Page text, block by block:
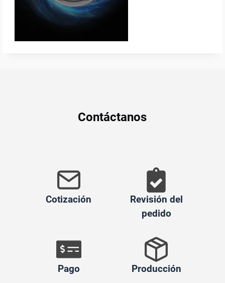
Contáctanos
Cotización
Revisión del
pedido
Pago Producción